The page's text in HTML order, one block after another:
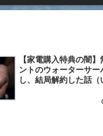
【家電購入特典の闇
ントのウォーターサー
し、結局解約した話（